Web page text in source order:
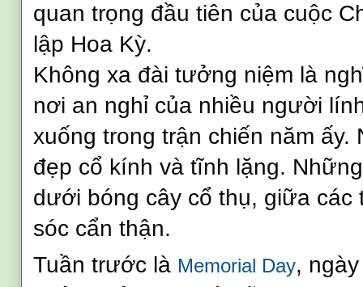
quan trọng đầu tiên của cuộc
lập Hoa Kỳ.
Không xa đài tưởng niệm là
nơi an nghỉ của nhiều người
xuống trong trận chiến năm ấy.
đẹp cổ kính và tĩnh lặng.
dưới bóng cây cổ thụ, giữa các
sóc cẩn thận.
Tuần trước là Memorial Day,